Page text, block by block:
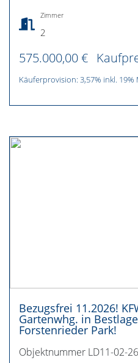
Zimmer
2
575.000,00 €
Käuferprovision: 3,57% inkl. 19%
Bezugsfrei 11.2026!
Gartenwhg. in
Forstenrieder Park!
Objektnummer LD11-02-